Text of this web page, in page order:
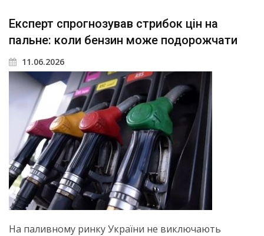
Експерт спрогнозував стрибок цін на
пальне: коли бензин може подорожчати
11.06.2026
На паливному ринку України не виключають